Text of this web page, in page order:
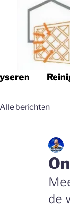
Alle berichten
Logistiek |
Magazijn |
de